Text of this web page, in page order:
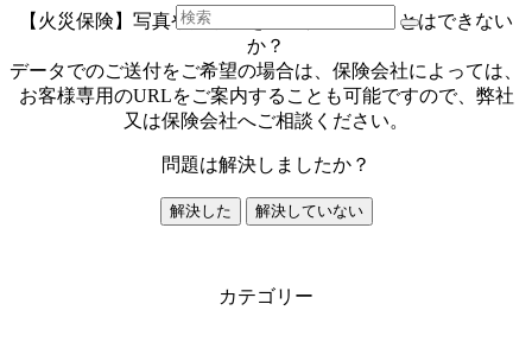
【火災保険】写真や見積書をデータで送ることはできない
か？
データでのご送付をご希望の場合は、保険会社によっては、
お客様専用のURLをご案内することも可能ですので、弊社
又は保険会社へご相談ください。
問題は解決しましたか？
解決した 解決していない
カテゴリー